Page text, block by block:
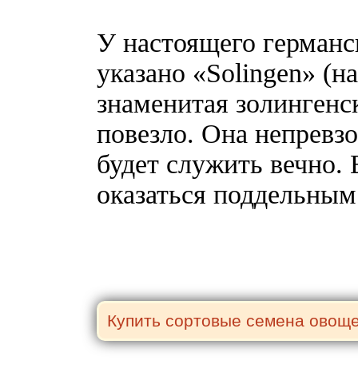
У настоящего
указано «Solingen»
знаменитая
повезло. Она
будет служить
оказаться